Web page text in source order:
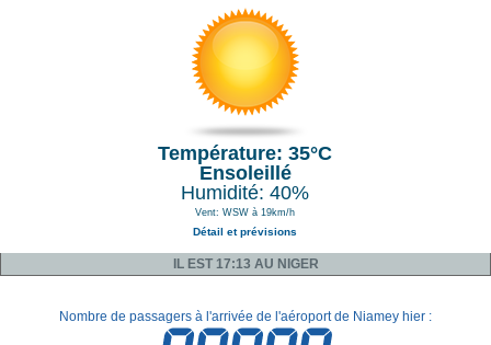
Température: 35°C
Ensoleillé
Humidité: 40%
Vent: WSW à 19km/h
Détail et prévisions
IL EST 17:13 AU NIGER
Nombre de passagers à l'arrivée de l'aéroport de Niamey hier :